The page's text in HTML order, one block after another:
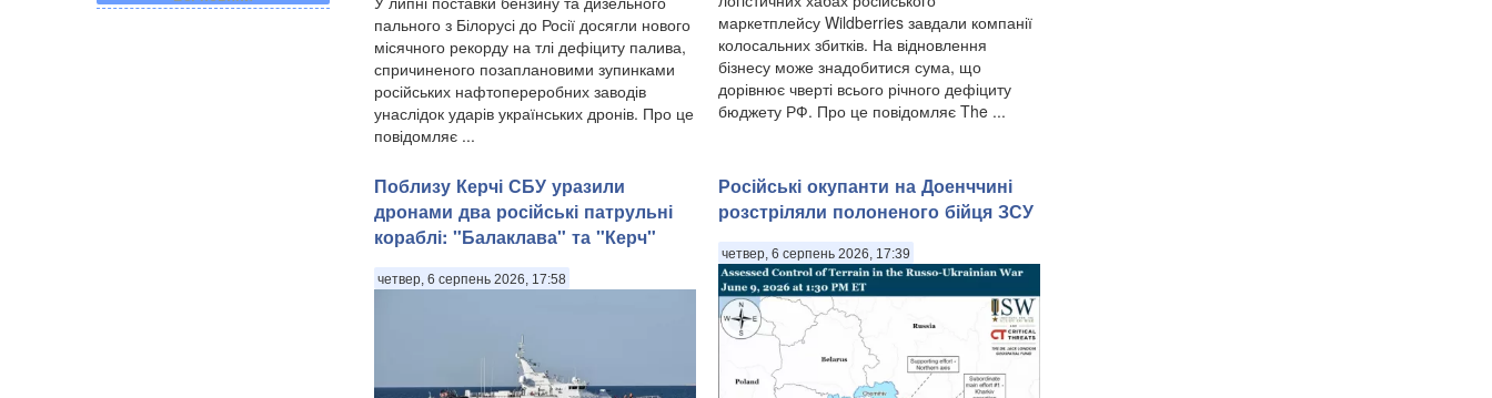
пального з Білорусі до Росії досягли нового
місячного рекорду на тлі дефіциту палива,
спричиненого позаплановими зупинками
російських нафтопереробних заводів
унаслідок ударів українських дронів. Про це
повідомляє ...
маркетплейсу Wildberries завдали компанії
колосальних збитків. На відновлення
бізнесу може знадобитися сума, що
дорівнює чверті всього річного дефіциту
бюджету РФ. Про це повідомляє The ...
Поблизу Керчі СБУ уразили
дронами два російські патрульні
кораблі: "Балаклава" та "Керч"
четвер, 6 серпень 2026, 17:58
Російські окупанти на Доенччині
розстріляли полоненого бійця ЗСУ
четвер, 6 серпень 2026, 17:39